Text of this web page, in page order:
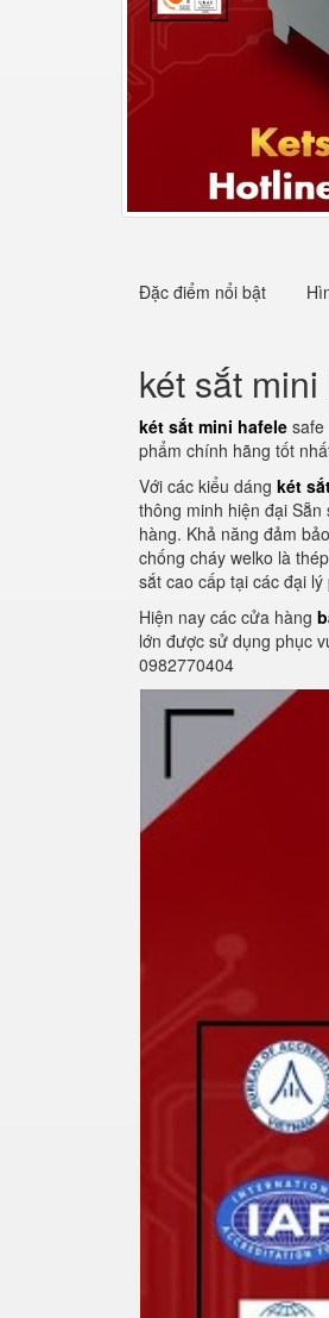
Đặc điểm nổi bật
két sắt
két sắt mini hafele safe
phẩm chính hãng tốt
Với các kiểu dáng két
thông minh hiện đại
hàng. Khả năng đảm
chống cháy welko là
sắt cao cấp tại các đại
Hiện nay các cửa hàng
lớn được sử dụng phục
0982770404